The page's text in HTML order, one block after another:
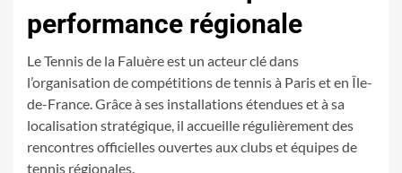
performance régionale
Le Tennis de la Faluère est un acteur clé dans
l’organisation de compétitions de tennis à Paris et en Île-
de-France. Grâce à ses installations étendues et à sa
localisation stratégique, il accueille régulièrement des
rencontres officielles ouvertes aux clubs et équipes de
tennis régionales.